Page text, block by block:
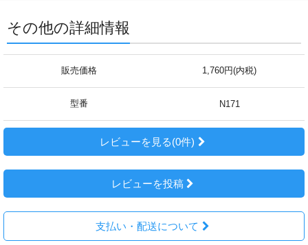
その他の詳細情報
販売価格 1,760円(内税)
型番 N171
レビューを見る(0件)
レビューを投稿
支払い・配送について